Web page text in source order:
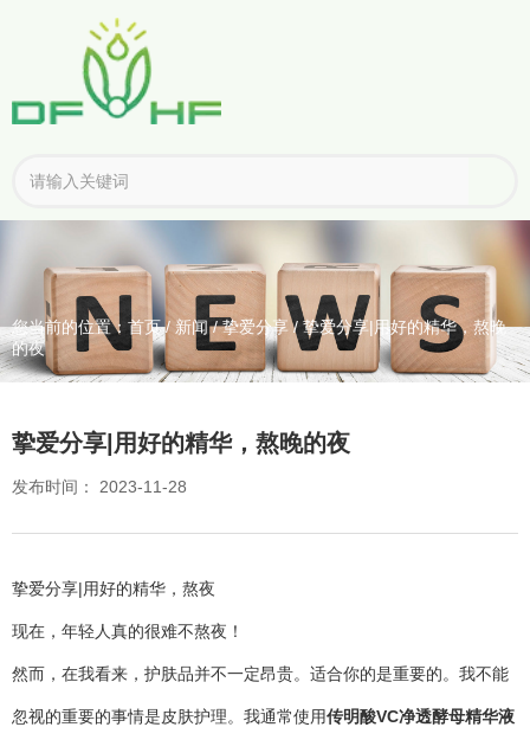
您当前的位置：首页/ 新闻 /挚爱分享 / 挚爱分享|用好的精华，熬晚
的夜
挚爱分享|用好的精华，熬晚的夜
发布时间： 2023-11-28
挚爱分享|用好的精华，熬夜
现在，年轻人真的很难不熬夜！
然而，在我看来，护肤品并不一定昂贵。适合你的是重要的。我不能
忽视的重要的事情是皮肤护理。我通常使用传明酸VC净透酵母精华液